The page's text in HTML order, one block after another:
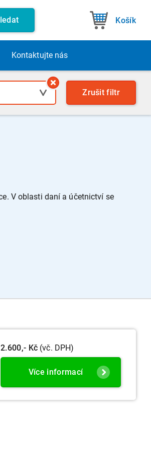
Košík
Kontaktujte nás
Zrušit filtr
V oblasti daní a účetnictví se
2.600,- Kč (vč. DPH)
Více informací